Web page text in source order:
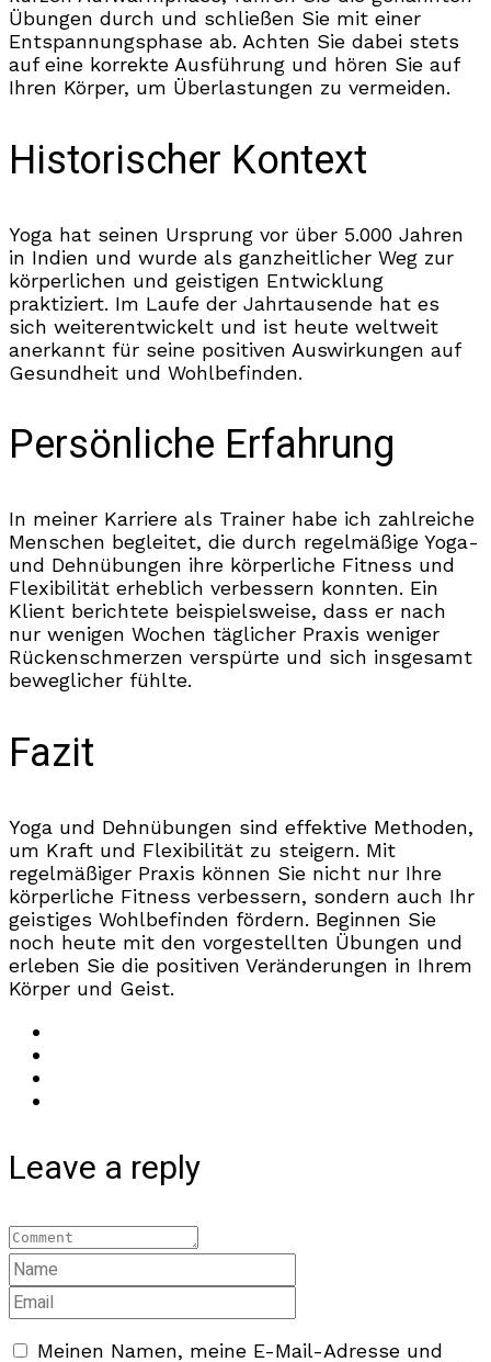
Übungen durch und schließen Sie mit einer
Entspannungsphase ab. Achten Sie dabei stets
auf eine korrekte Ausführung und hören Sie auf
Ihren Körper, um Überlastungen zu vermeiden.
Historischer Kontext
Yoga hat seinen Ursprung vor über 5.000 Jahren
in Indien und wurde als ganzheitlicher Weg zur
körperlichen und geistigen Entwicklung
praktiziert. Im Laufe der Jahrtausende hat es
sich weiterentwickelt und ist heute weltweit
anerkannt für seine positiven Auswirkungen auf
Gesundheit und Wohlbefinden.
Persönliche Erfahrung
In meiner Karriere als Trainer habe ich zahlreiche
Menschen begleitet, die durch regelmäßige Yoga-
und Dehnübungen ihre körperliche Fitness und
Flexibilität erheblich verbessern konnten. Ein
Klient berichtete beispielsweise, dass er nach
nur wenigen Wochen täglicher Praxis weniger
Rückenschmerzen verspürte und sich insgesamt
beweglicher fühlte.
Fazit
Yoga und Dehnübungen sind effektive Methoden,
um Kraft und Flexibilität zu steigern. Mit
regelmäßiger Praxis können Sie nicht nur Ihre
körperliche Fitness verbessern, sondern auch Ihr
geistiges Wohlbefinden fördern. Beginnen Sie
noch heute mit den vorgestellten Übungen und
erleben Sie die positiven Veränderungen in Ihrem
Körper und Geist.
Leave a reply
Meinen Namen, meine E-Mail-Adresse und